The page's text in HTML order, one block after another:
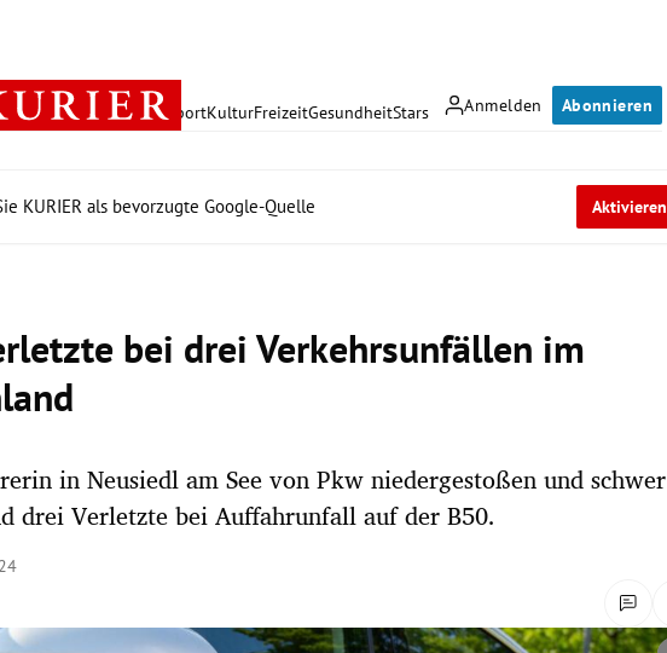
Anmelden Abonnieren
PolitikWirtschaft SportKulturFreizeitGesundheitStars
KURIER als bevorzugte Google-Quelle Aktivieren
bei drei Verkehrsunfällen im
in Neusiedl am See von Pkw niedergestoßen und schwer
drei Verletzte bei Auffahrunfall auf der B50.